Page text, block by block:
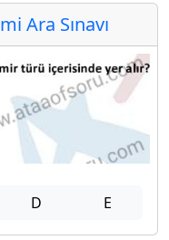
Ara Sınavı
D E